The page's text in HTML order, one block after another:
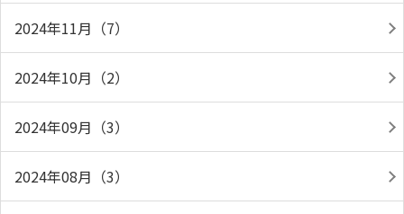
2024年11月（7）
2024年10月（2）
2024年09月（3）
2024年08月（3）